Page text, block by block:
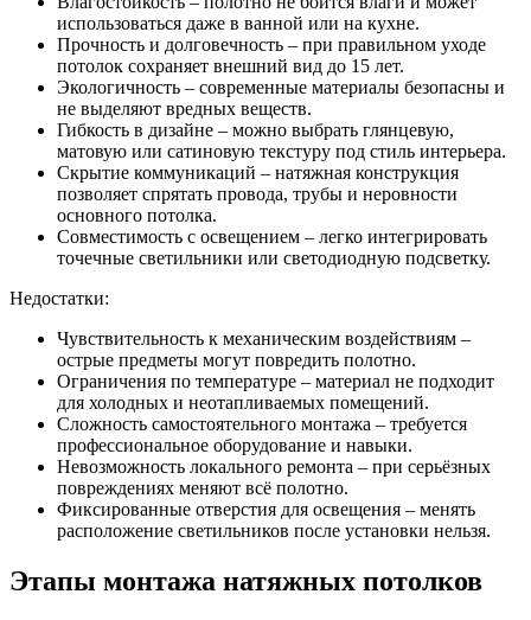
использоваться даже в ванной или на кухне.
Прочность и долговечность – при правильном уходе
потолок сохраняет внешний вид до 15 лет.
Экологичность – современные материалы безопасны и
не выделяют вредных веществ.
Гибкость в дизайне – можно выбрать глянцевую,
матовую или сатиновую текстуру под стиль интерьера.
Скрытие коммуникаций – натяжная конструкция
позволяет спрятать провода, трубы и неровности
основного потолка.
Совместимость с освещением – легко интегрировать
точечные светильники или светодиодную подсветку.
Недостатки:
Чувствительность к механическим воздействиям –
острые предметы могут повредить полотно.
Ограничения по температуре – материал не подходит
для холодных и неотапливаемых помещений.
Сложность самостоятельного монтажа – требуется
профессиональное оборудование и навыки.
Невозможность локального ремонта – при серьёзных
повреждениях меняют всё полотно.
Фиксированные отверстия для освещения – менять
расположение светильников после установки нельзя.
Этапы монтажа натяжных потолков